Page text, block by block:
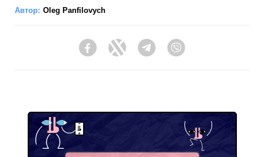
Автор: Oleg Panfilovych
FacebookTwitter Telegram